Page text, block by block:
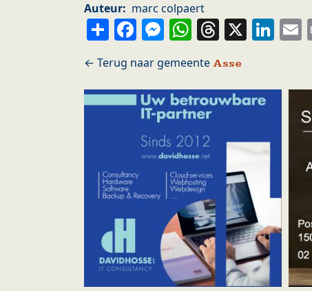
Auteur marc colpaert
ShareFacebook
Messenger
WhatsApp
Threads
X
Asse